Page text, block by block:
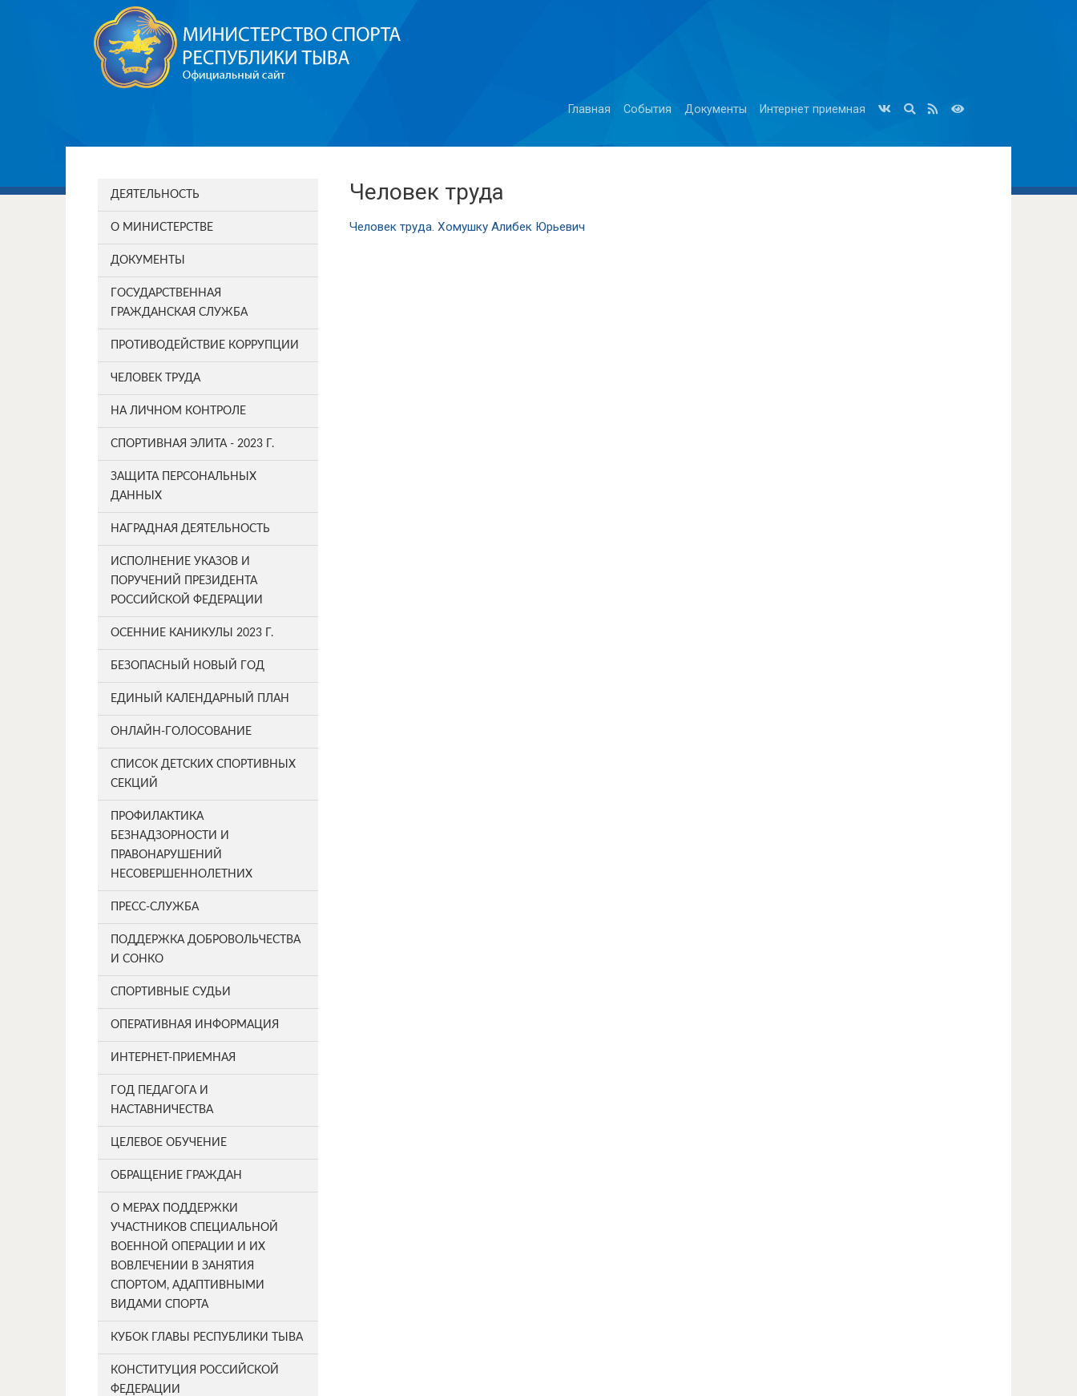
Главная События Документы Интернет приемная
ДЕЯТЕЛЬНОСТЬ
О МИНИСТЕРСТВЕ
ДОКУМЕНТЫ
ГОСУДАРСТВЕННАЯ
ГРАЖДАНСКАЯ СЛУЖБА
ПРОТИВОДЕЙСТВИЕ КОРРУПЦИИ
ЧЕЛОВЕК ТРУДА
НА ЛИЧНОМ КОНТРОЛЕ
СПОРТИВНАЯ ЭЛИТА - 2023 Г.
ЗАЩИТА ПЕРСОНАЛЬНЫХ
ДАННЫХ
НАГРАДНАЯ ДЕЯТЕЛЬНОСТЬ
ИСПОЛНЕНИЕ УКАЗОВ И
ПОРУЧЕНИЙ ПРЕЗИДЕНТА
РОССИЙСКОЙ ФЕДЕРАЦИИ
ОСЕННИЕ КАНИКУЛЫ 2023 Г.
БЕЗОПАСНЫЙ НОВЫЙ ГОД
ЕДИНЫЙ КАЛЕНДАРНЫЙ ПЛАН
ОНЛАЙН-ГОЛОСОВАНИЕ
СПИСОК ДЕТСКИХ СПОРТИВНЫХ
СЕКЦИЙ
ПРОФИЛАКТИКА
БЕЗНАДЗОРНОСТИ И
ПРАВОНАРУШЕНИЙ
НЕСОВЕРШЕННОЛЕТНИХ
ПРЕСС-СЛУЖБА
ПОДДЕРЖКА ДОБРОВОЛЬЧЕСТВА
И СОНКО
СПОРТИВНЫЕ СУДЬИ
ОПЕРАТИВНАЯ ИНФОРМАЦИЯ
ИНТЕРНЕТ-ПРИЕМНАЯ
ГОД ПЕДАГОГА И
НАСТАВНИЧЕСТВА
ЦЕЛЕВОЕ ОБУЧЕНИЕ
ОБРАЩЕНИЕ ГРАЖДАН
О МЕРАХ ПОДДЕРЖКИ
УЧАСТНИКОВ СПЕЦИАЛЬНОЙ
ВОЕННОЙ ОПЕРАЦИИ И ИХ
ВОВЛЕЧЕНИИ В ЗАНЯТИЯ
СПОРТОМ, АДАПТИВНЫМИ
ВИДАМИ СПОРТА
КУБОК ГЛАВЫ РЕСПУБЛИКИ ТЫВА
КОНСТИТУЦИЯ РОССИЙСКОЙ
ФЕДЕРАЦИИ
Человек труда
Человек труда. Хомушку Алибек Юрьевич